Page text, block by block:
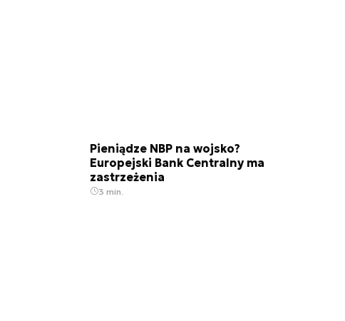
Pieniądze NBP na wojsko?
Europejski Bank Centralny ma
zastrzeżenia
3 min.